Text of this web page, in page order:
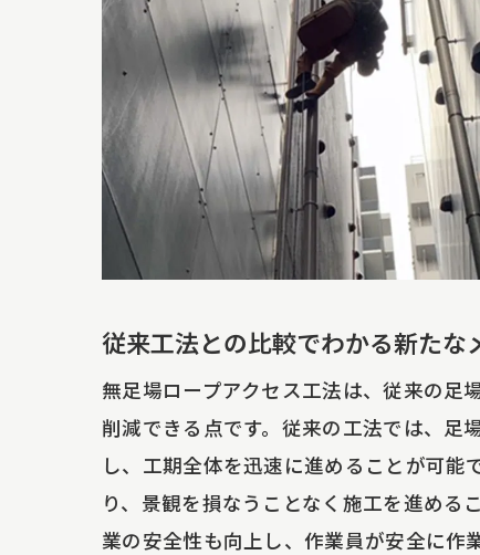
2025
効
従来工法との比較でわかる新たな
無足場ロープアクセス工法は、従来の足
削減できる点です。従来の工法では、足
し、工期全体を迅速に進めることが可
り、景観を損なうことなく施工を進める
業の安全性も向上し、作業員が安全に作